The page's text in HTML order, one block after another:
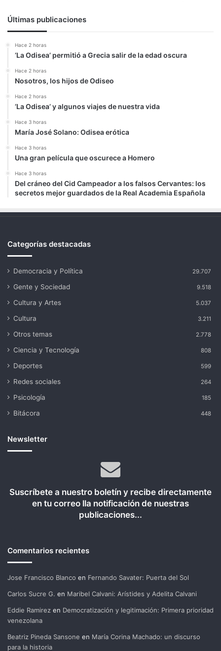
Últimas publicaciones
Hace 2 horas
‘La Odisea’ permitió a Grecia salir de la edad oscura
Hace 2 horas
Nosotros, los hijos de Odiseo
Hace 2 horas
‘La Odisea’ y algunos viajes de nuestra vida
Hace 3 horas
María José Solano: Odisea erótica
Hace 3 horas
Una gran película que oscurece a Homero
Hace 3 horas
Del cráneo del Cid Campeador a los falsos Cervantes: los
secretos mejor guardados de la Real Academia Española
Categorías destacadas
Democracia y Política 29.707
Gente y Sociedad 9.518
Cultura y Artes 5.037
Cultura 3.211
Otros temas 2.778
Ciencia y Tecnología 808
Deportes 599
Redes sociales 264
Psicología 185
Bitácora 448
Newsletter
Suscríbete a nuestro boletín y recibe directamente
en tu correo lla notificación de nuestras
publicaciones...
Comentarios recientes
Jose Francisco Blanco en Fernando Savater: Puerta del Sol
Carlos Sucre G. en Maribel Calvani: Arístides y Adelita Calvani
Eddie Ramirez en Democratización y legitimación: Primera prioridad
venezolana
Beatriz Pineda Sansone en María Corina Machado: un discurso
para la historia